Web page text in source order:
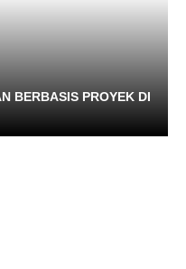
BERBASIS PROYEK DI